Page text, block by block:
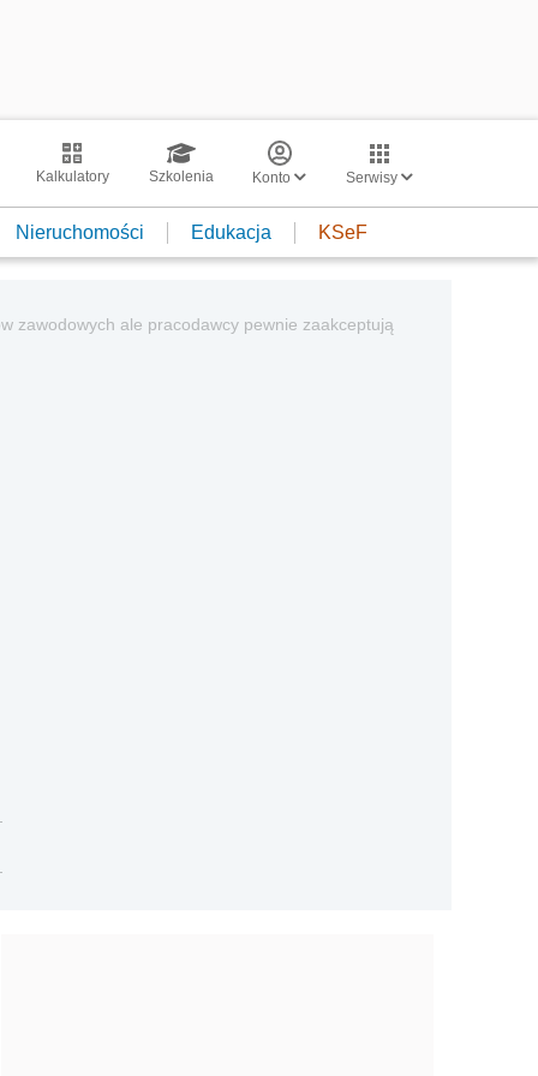
Kalkulatory Szkolenia Konto Serwisy
Nieruchomości Edukacja KSeF
zawodowych ale pracodawcy pewnie zaakceptują